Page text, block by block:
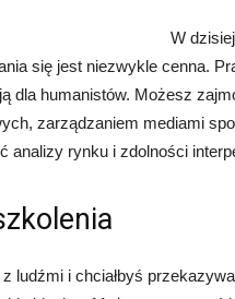
W
się jest niezwykle cenna.
dla humanistów. Możesz
zarządzaniem mediami
analizy rynku i zdolności
ludźmi i chciałbyś